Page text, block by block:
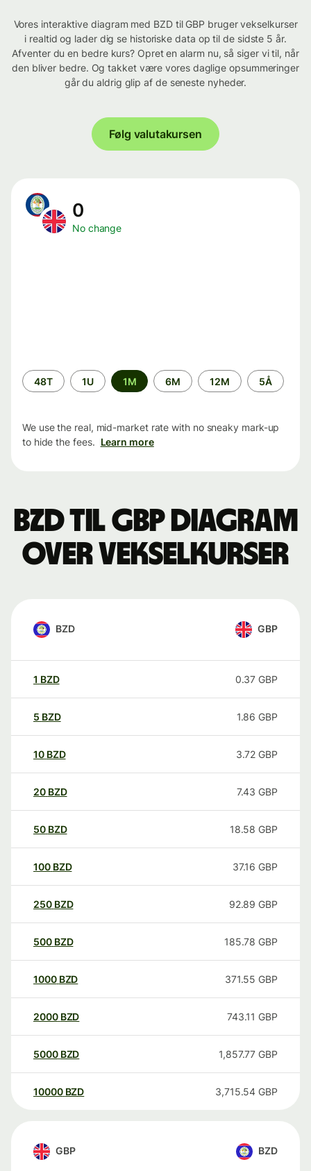
Vores interaktive diagram med BZD til GBP bruger vekselkurser
i realtid og lader dig se historiske data op til de sidste 5 år.
Afventer du en bedre kurs? Opret en alarm nu, så siger vi til, når
den bliver bedre. Og takket være vores daglige opsummeringer
går du aldrig glip af de seneste nyheder.
Følg valutakursen
0
No change
Time
period
48T 1U 1M 6M 12M 5Å
We use the real, mid-market rate with no sneaky mark-up
to hide the fees. Learn more
BZD til GBP Diagram
over vekselkurser
BZD GBP
1 BZD 0.37 GBP
5 BZD 1.86 GBP
10 BZD 3.72 GBP
20 BZD 7.43 GBP
50 BZD 18.58 GBP
100 BZD 37.16 GBP
250 BZD 92.89 GBP
500 BZD 185.78 GBP
1000 BZD 371.55 GBP
2000 BZD 743.11 GBP
5000 BZD 1,857.77 GBP
10000 BZD 3,715.54 GBP
GBP BZD